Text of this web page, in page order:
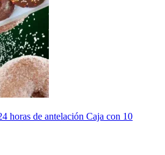
horas de antelación Caja con 10